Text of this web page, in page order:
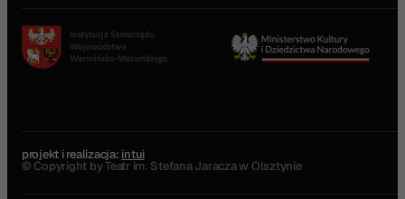
projekt i realizacja: intui
© Copyright by Teatr im. Stefana Jaracza w Olsztynie